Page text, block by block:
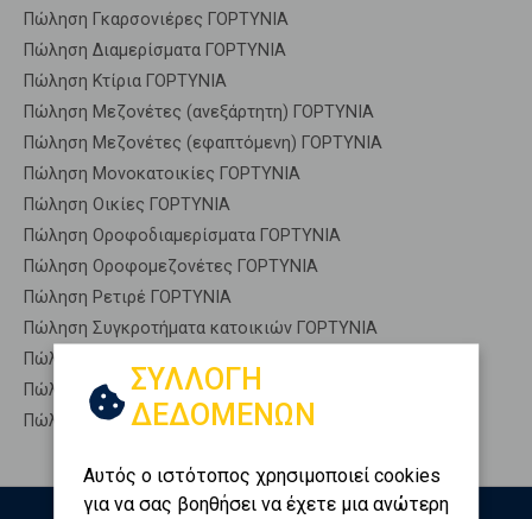
Πώληση Γκαρσονιέρες ΓΟΡΤΥΝΙΑ
Πώληση Διαμερίσματα ΓΟΡΤΥΝΙΑ
Πώληση Κτίρια ΓΟΡΤΥΝΙΑ
Πώληση Μεζονέτες (ανεξάρτητη) ΓΟΡΤΥΝΙΑ
Πώληση Μεζονέτες (εφαπτόμενη) ΓΟΡΤΥΝΙΑ
Πώληση Μονοκατοικίες ΓΟΡΤΥΝΙΑ
Πώληση Οικίες ΓΟΡΤΥΝΙΑ
Πώληση Οροφοδιαμερίσματα ΓΟΡΤΥΝΙΑ
Πώληση Οροφομεζονέτες ΓΟΡΤΥΝΙΑ
Πώληση Ρετιρέ ΓΟΡΤΥΝΙΑ
Πώληση Συγκροτήματα κατοικιών ΓΟΡΤΥΝΙΑ
Πώληση Υπόγεια ΓΟΡΤΥΝΙΑ
Πώληση Υπόσκαφα ΓΟΡΤΥΝΙΑ
Πώληση Υπολ. υψουν ΓΟΡΤΥΝΙΑ
ΣΥΛΛΟΓΗ
ΔΕΔΟΜΕΝΩΝ
Αυτός ο ιστότοπος χρησιμοποιεί cookies
για να σας βοηθήσει να έχετε μια ανώτερη